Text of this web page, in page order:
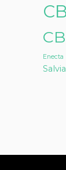
Enecta